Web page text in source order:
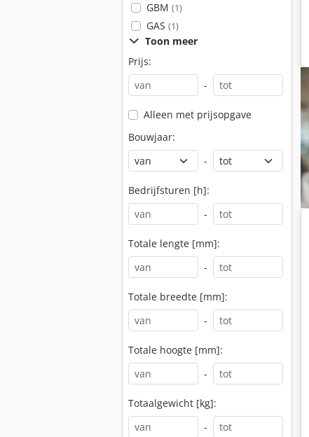
GBM (1)
GAS (1)
Toon meer
Prijs:
-
Alleen met prijsopgave
Bouwjaar:
-
Bedrijfsturen [h]:
-
Totale lengte [mm]:
-
Totale breedte [mm]:
-
Totale hoogte [mm]:
-
Totaalgewicht [kg]:
-